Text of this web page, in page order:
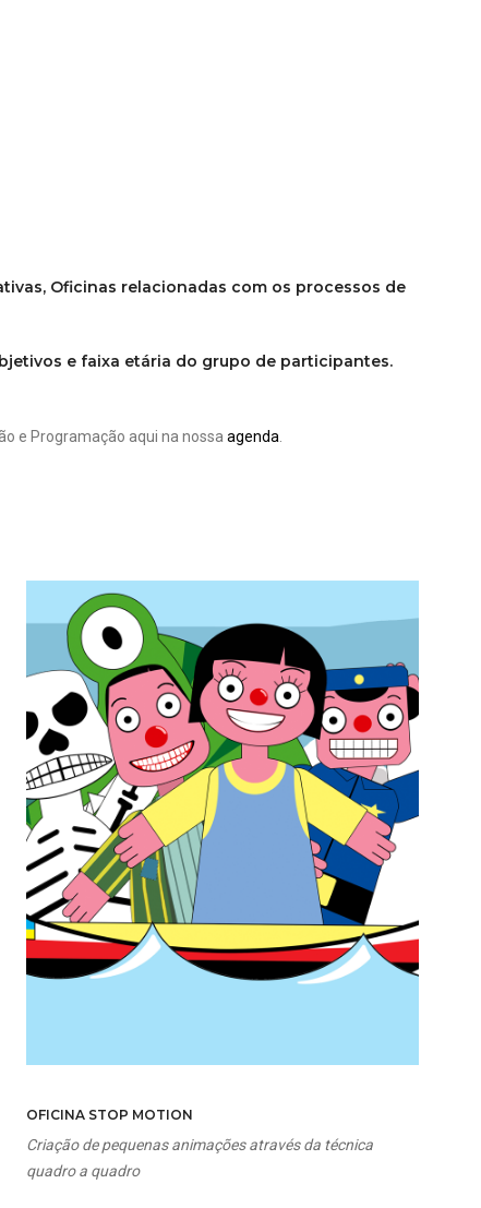
Oficinas relacionadas com os processos de
e faixa etária do grupo de participantes.
e Programação aqui na nossa agenda
OFICINA STOP MOTION
Criação de pequenas animações através da técnica
quadro a quadro